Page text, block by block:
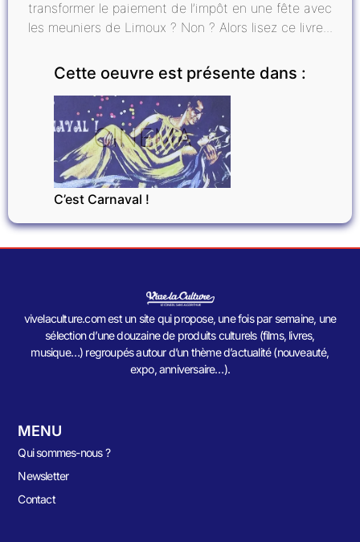
transformer le paiement de l’impôt en une fête avec
les meuniers de Limoux ? Non ? Alors lisez ce livre...
Cette oeuvre est présente dans :
CINÉMA
C’est Carnaval !
vivelaculture.com est un site qui propose, une fois par semaine, une
sélection d’une douzaine de produits culturels (films, livres,
musique…) regroupés autour d’un thème d’actualité (nouveauté,
expo, anniversaire…).
MENU
Qui sommes-nous ?
Newsletter
Contact